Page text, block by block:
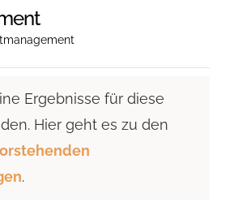
Ergebnisse für diese
Hier geht es zu den
.